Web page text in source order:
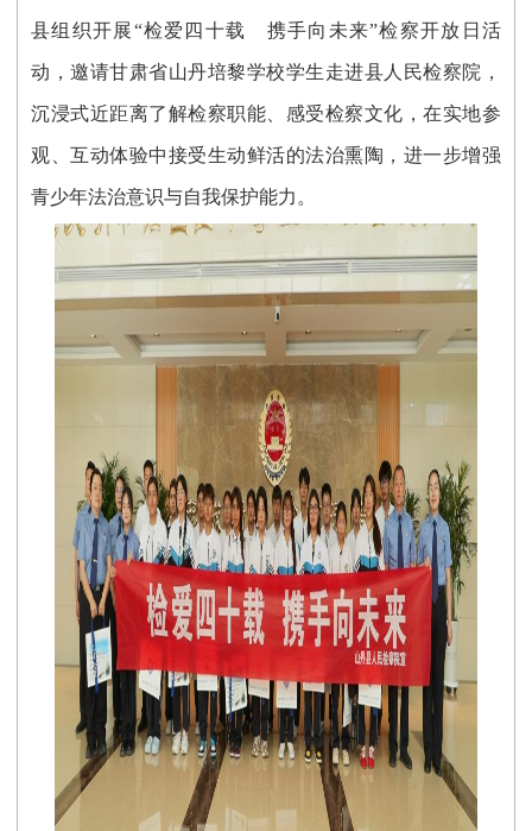
县组织开展“检爱四十载 携手向未来”检察开放日活
动，邀请甘肃省山丹培黎学校学生走进县人民检察院，
沉浸式近距离了解检察职能、感受检察文化，在实地参
观、互动体验中接受生动鲜活的法治熏陶，进一步增强
青少年法治意识与自我保护能力。